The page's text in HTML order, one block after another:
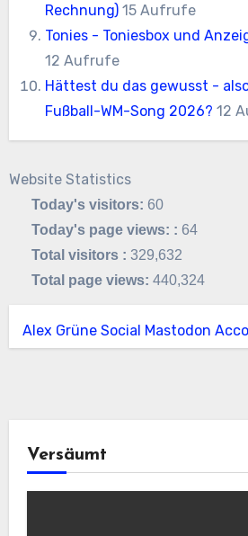
Rechnung) 15 Aufrufe
Tonies - Toniesbox und
12 Aufrufe
Hättest du das gewusst -
Fußball-WM-Song 2026? 12
Website Statistics
Today's visitors: 60
Today's page views: : 64
Total visitors :329,632
Total page views:440,324
Alex Grüne Social Mastodon
Versäumt